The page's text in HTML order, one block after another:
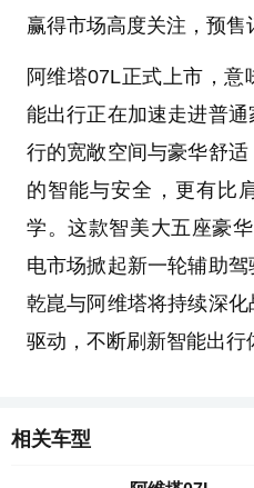
赢得市场高度关注，预售
阿维塔07L正式上市，意
能出行正在加速走进普
行的宽敞空间与豪华舒
的智能与安全，更有比
学。这款智美大五座豪
电市场掀起新一轮辅助
乾崑与阿维塔将持续深
驱动，不断刷新智能出行
相关车型